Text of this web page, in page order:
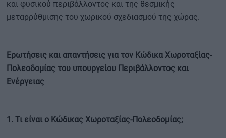
και φυσικού περιβάλλοντος και της θεσμικής
μεταρρύθμισης του χωρικού σχεδιασμού της χώρας.
Ερωτήσεις και απαντήσεις για τον Κώδικα Χωροταξίας-
Πολεοδομίας του υπουργείου Περιβάλλοντος και
Ενέργειας
1. Τι είναι ο Κώδικας Χωροταξίας-Πολεοδομίας;